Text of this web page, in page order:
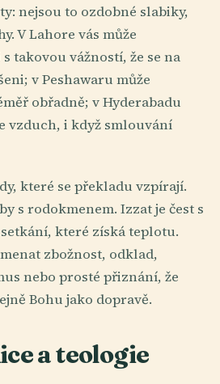
nejsou to ozdobné slabiky,
V Lahore vás může
takovou vážností, že se na
v Peshawaru může
obřadně; v Hyderabadu
vzduch, i když smlouvání
které se překladu vzpírají.
s rodokmenem. Izzat je čest s
které získá teplotu.
zbožnost, odklad,
nebo prosté přiznání, že
Bohu jako dopravě.
a teologie